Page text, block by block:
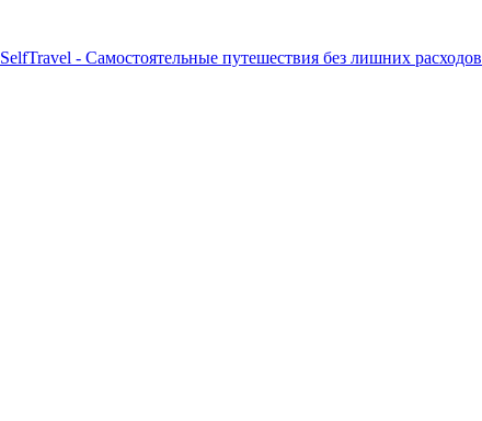
SelfTravel - Самостоятельные путешествия без лишних расходов